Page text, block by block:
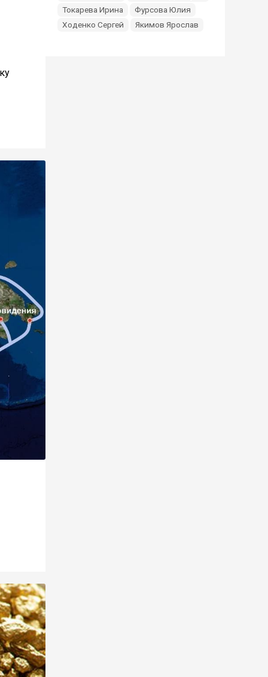
Токарева Ирина
Фурсова Юлия
Ходенко Сергей
Якимов Ярослав